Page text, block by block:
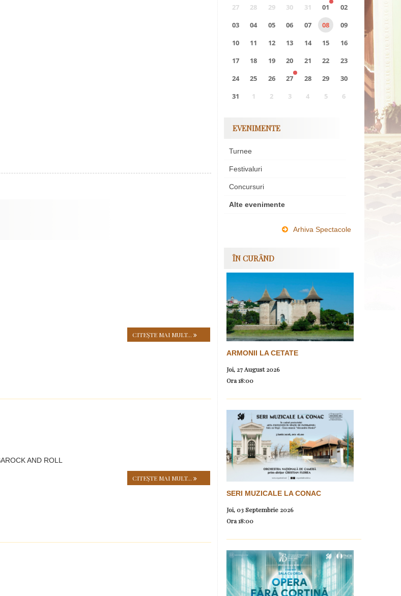
CITEŞTE MAI MULT...
AND ROLL
CITEŞTE MAI MULT...
27 28 29 30 31 01
02
03
04 05 06 07 08
09
10
11 12 13 14 15
16
17
18 19 20 21 22
23
24
25 26 27 28 29
30
31
1 2 3 4 5 6
EVENIMENTE
Turnee
Festivaluri
Concursuri
Alte evenimente
Arhiva Spectacole
ÎN CURÂND
ARMONII LA CETATE
Joi, 27 August 2026
Ora18:00
SERI MUZICALE LA CONAC
Joi, 03 Septembrie 2026
Ora18:00